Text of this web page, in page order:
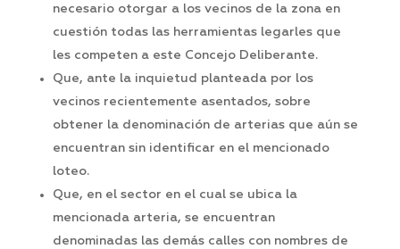
necesario otorgar a los vecinos de la zona en
cuestión todas las herramientas legarles que
les competen a este Concejo Deliberante.
Que, ante la inquietud planteada por los
vecinos recientemente asentados, sobre
obtener la denominación de arterias que aún se
encuentran sin identificar en el mencionado
loteo.
Que, en el sector en el cual se ubica la
mencionada arteria, se encuentran
denominadas las demás calles con nombres de